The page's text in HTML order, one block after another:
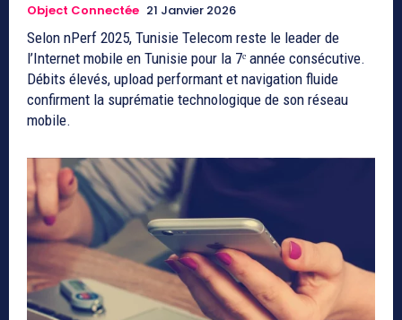
Object Connectée 21 Janvier 2026
Selon nPerf 2025, Tunisie Telecom reste le leader de
l’Internet mobile en Tunisie pour la 7ᵉ année consécutive.
Débits élevés, upload performant et navigation fluide
confirment la suprématie technologique de son réseau
mobile.